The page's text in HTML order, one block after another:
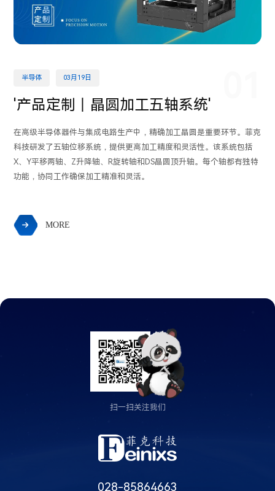
半导体 03月19日
'产品定制丨晶圆加工五轴系统'
在高级半导体器件与集成电路生产中，精确加工晶圆是重要环节。菲克
科技研发了五轴位移系统，提供更高加工精度和灵活性。该系统包括
X、Y平移两轴、Z升降轴、R旋转轴和DS晶圆顶升轴。每个轴都有独特
功能，协同工作确保加工精准和灵活。
 MORE
扫一扫关注我们
028-85864663